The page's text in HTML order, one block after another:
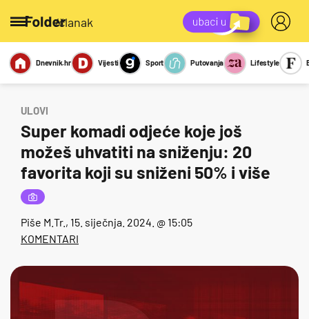
/članak
Miks Kviz
Report
Sexy
Dnevnik.hr Vijesti Sport Putovanja Lifestyle
ULOVI
Super komadi odjeće koje još
možeš uhvatiti na sniženju: 20
favorita koji su sniženi 50% i više
Piše M.Tr. , 15. siječnja. 2024. @ 15:05
KOMENTARI